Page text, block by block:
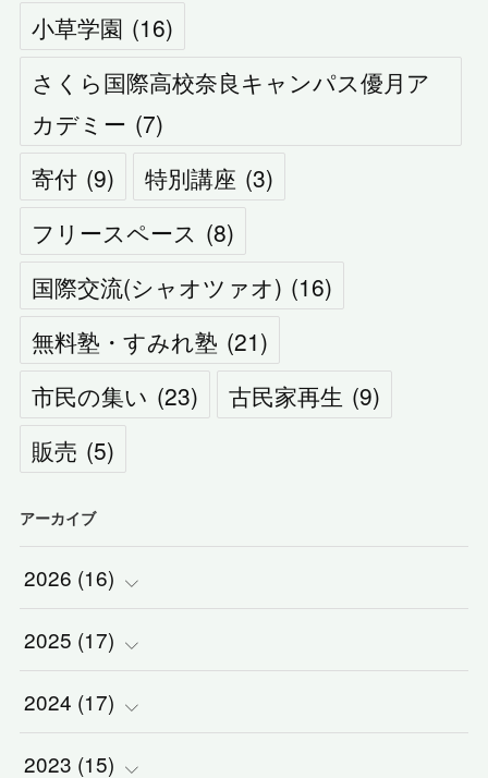
小草学園 (16)
さくら国際高校奈良キャンパス優月ア
カデミー (7)
寄付 (9) 特別講座 (3)
フリースペース (8)
国際交流(シャオツァオ) (16)
無料塾・すみれ塾 (21)
市民の集い (23) 古民家再生 (9)
販売 (5)
アーカイブ
2026 (16)
(1)
(1)
(1)
2025 (17)
(2)
(1)
2024 (17)
(2)
2023 (15)